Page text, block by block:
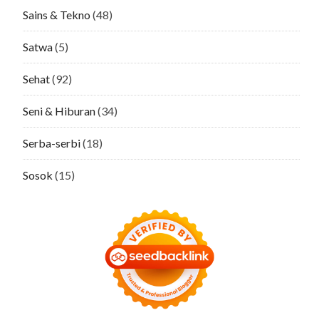
Sains & Tekno (48)
Satwa(5)
Sehat(92)
Seni & Hiburan(34)
Serba-serbi(18)
Sosok (15)